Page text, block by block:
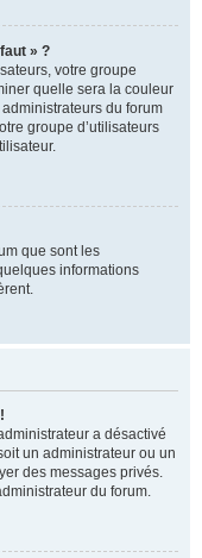
» ?
votre groupe
quelle sera la couleur
du forum
groupe d’utilisateurs
que sont les
informations
a désactivé
un administrateur ou un
des messages privés.
du forum.